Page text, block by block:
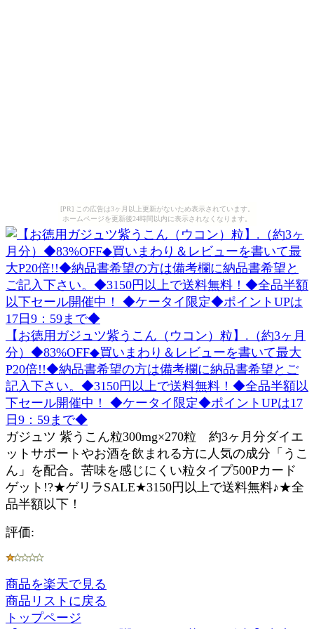
[PR] この広告は3ヶ月以上更新がないため表示されています。
ホームページを更新後24時間以内に表示されなくなります。
【お徳用ガジュツ紫うこん（ウコン）粒】.（約3ヶ月
分）◆83%OFF◆買いまわり＆レビューを書いて最大
P20倍!!◆納品書希望の方は備考欄に納品書希望とご
記入下さい。◆3150円以上で送料無料！◆全品半額以
下セール開催中！ ◆ケータイ限定◆ポイントUPは17
日9：59まで◆
ガジュツ 紫うこん粒300mg×270粒 約3ヶ月分ダイエ
ットサポートやお酒を飲まれる方に人気の成分「うこ
ん」を配合。苦味を感じにくい粒タイプ500Pカード
ゲット!?★ゲリラSALE★3150円以上で送料無料♪★全
品半額以下！
評価:
商品を楽天で見る
商品リストに戻る
トップページ